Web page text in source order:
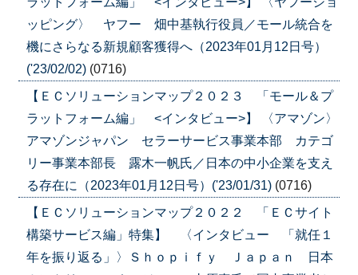
ッピング〉 ヤフー 畑中基執行役員／モール統合を
機にさらなる新規顧客獲得へ（2023年01月12日号）
('23/02/02) (0716)
【ＥＣソリューションマップ２０２３ 「モール＆プ
ラットフォーム編」 <インタビュー>】 〈アマゾン〉
アマゾンジャパン セラーサービス事業本部 カテゴ
リー事業本部長 露木一帆氏／日本の中小企業を支え
る存在に（2023年01月12日号）('23/01/31) (0716)
【ＥＣソリューションマップ２０２２ 「ＥＣサイト
構築サービス編」特集】 〈インタビュー 「就任１
年を振り返る」〉Ｓｈｏｐｉｆｙ Ｊａｐａｎ 日本